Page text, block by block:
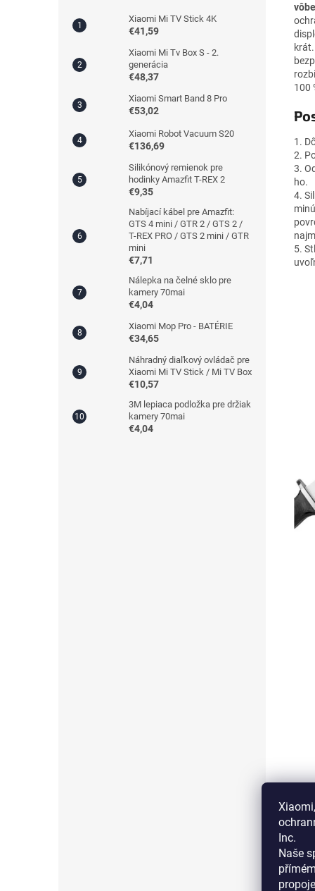
Inc.
Naše
Xiaomi Mi TV Stick 4K
€41,59
Xiaomi Mi Tv Box S - 2.
generácia
€48,37
Xiaomi Smart Band 8 Pro
€53,02
Xiaomi Robot Vacuum S20
€136,69
Silikónový remienok pre
hodinky Amazfit T-REX 2
€9,35
Nabíjací kábel pre Amazfit:
GTS 4 mini / GTR 2 / GTS 2 /
T-REX PRO / GTS 2 mini / GTR
mini
€7,71
Nálepka na čelné sklo pre
kamery 70mai
€4,04
Xiaomi Mop Pro - BATÉRIE
€34,65
Náhradný diaľkový ovládač pre
Xiaomi Mi TV Stick / Mi TV Box
€10,57
3M lepiaca podložka pre držiak
kamery 70mai
€4,04
100
1.
2.
3.
ho.
4.
5.